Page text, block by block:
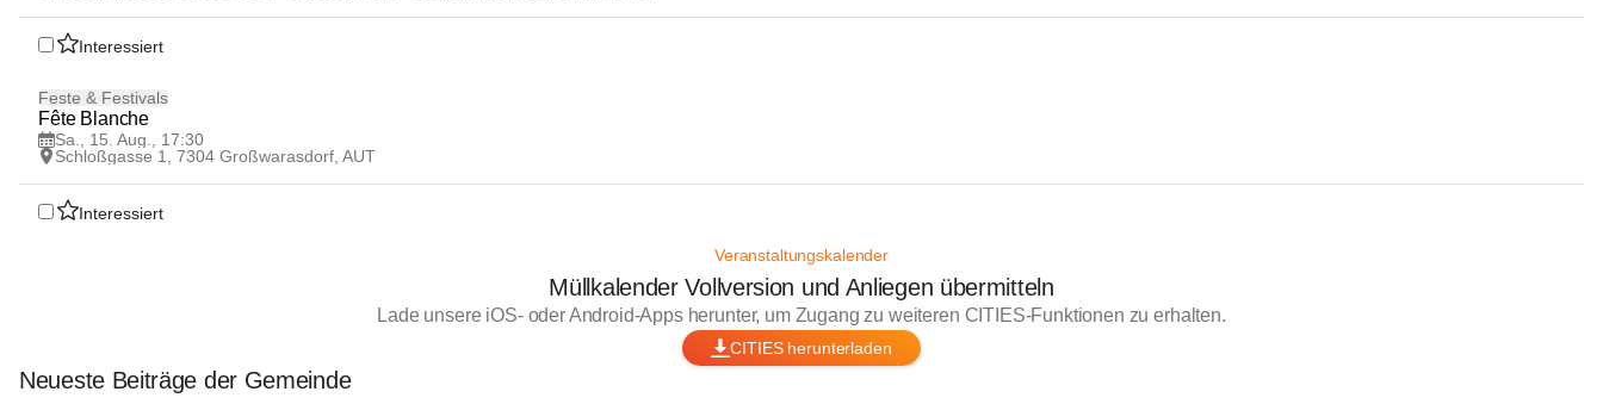
Interessiert
15
AUG
Feste & Festivals
Fête Blanche
Sa., 15. Aug., 17:30
Schloßgasse 1, 7304 Großwarasdorf, AUT
Interessiert
Veranstaltungskalender
Müllkalender Vollversion und Anliegen übermitteln
Lade unsere iOS- oder Android-Apps herunter, um Zugang zu weiteren CITIES-Funktionen zu erhalten.
CITIES herunterladen
Neueste Beiträge der Gemeinde